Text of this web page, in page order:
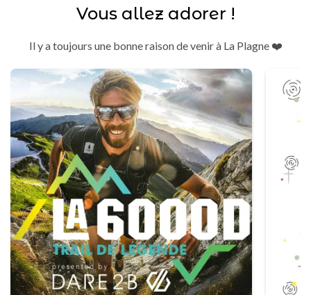
Vous allez adorer !
Il y a toujours une bonne raison de venir à La Plagne ❤️